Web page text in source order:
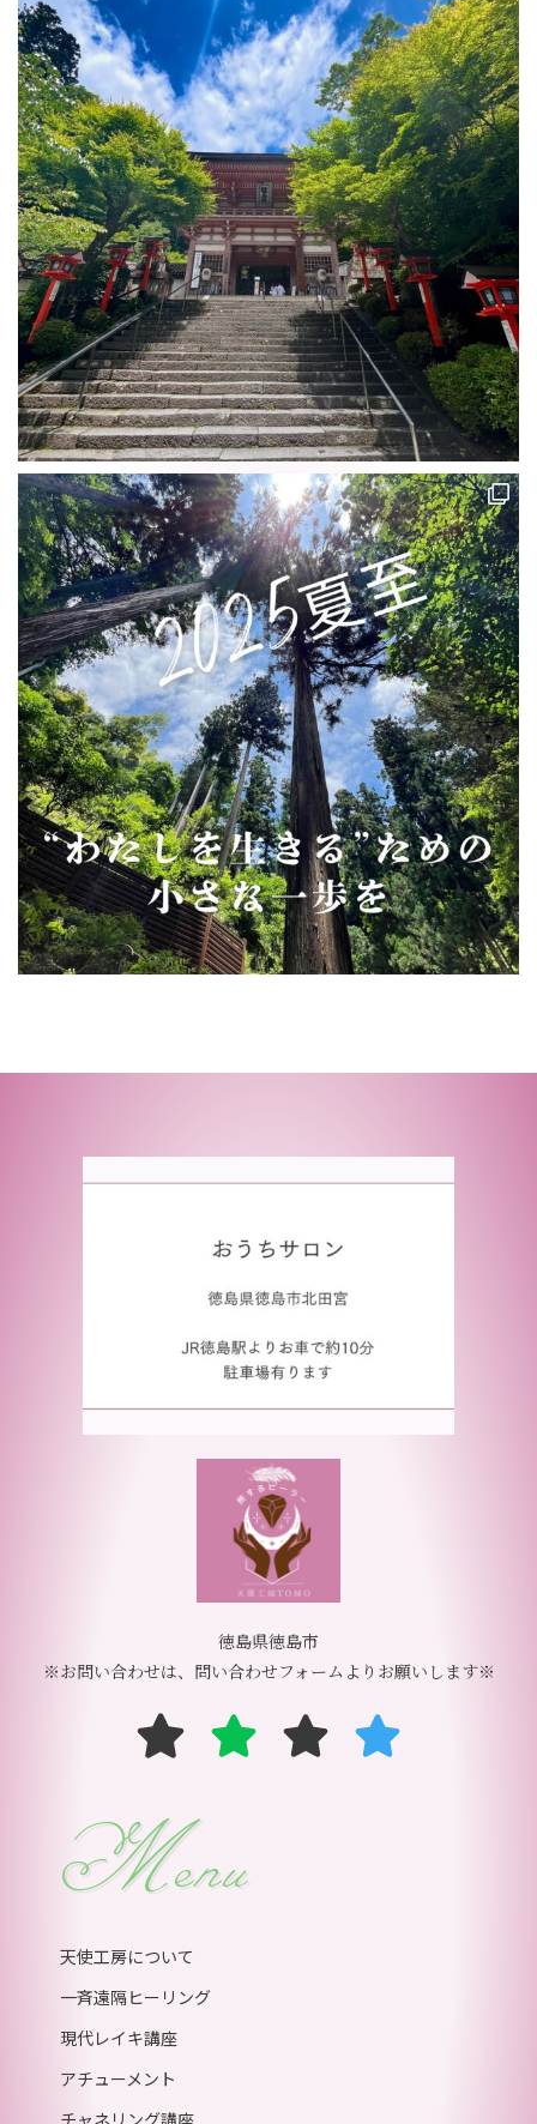
徳島県徳島市
※お問い合わせは、問い合わせフォームよりお願いします※
Menu
天使工房について
一斉遠隔ヒーリング
現代レイキ講座
アチューメント